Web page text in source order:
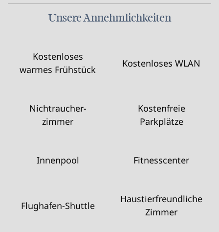
Unsere Annehmlichkeiten
Kostenloses
warmes Frühstück
Kostenloses WLAN
Nichtraucher­
zimmer
Kostenfreie
Parkplätze
Innenpool Fitnesscenter
Flughafen-Shuttle
Haustier­freundliche
Zimmer